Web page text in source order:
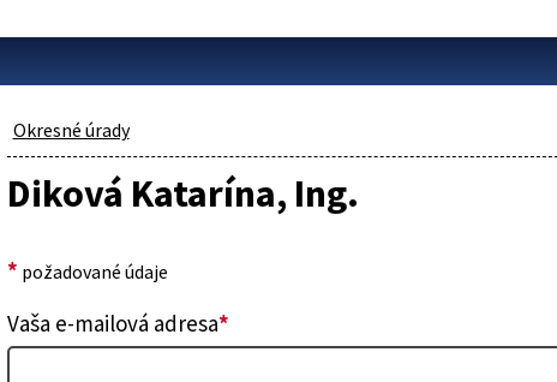
Okresné úrady
Diková Katarína, Ing.
* požadované údaje
Vaša e-mailová adresa*